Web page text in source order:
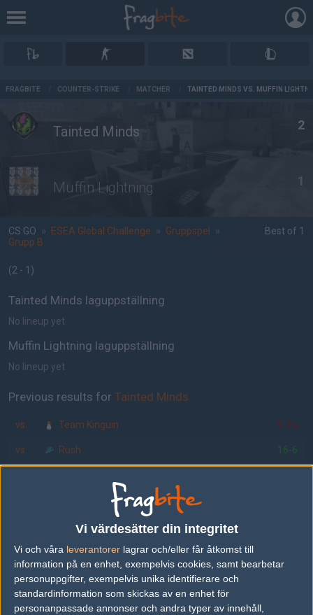
Vi värdesätter din integritet
Vi och våra leverantorer lagrar och/eller får åtkomst till
information på en enhet, exempelvis cookies, samt bearbetar
personuppgifter, exempelvis unika identifierare och
standardinformation som skickas av en enhet för
personanpassade annonser och andra typer av innehåll,
FRAGBITE COUNTER-STRIKE MATCHER TAINTED MINDS VS. MUFFIN
Tainted Minds 2
Muffin Lightning 1
CS:GO » ESEA Global Challenge » Gruppspel
»
Grupp B
Best of 1
(2 - 1 )
Tainted Minds laguppställning
No lineup yet
Muffin Lightning laguppställning
No lineup yet
Previous results for Tainted Minds
vs. Team Kinguin 9-16
vs. Rush 16-6
Previous results forMuffin Lightning
Team Kinguin
Tipset
Du måste vara inloggad för att kunna satsa våra vackra bites på en
match. Har du inget konto?
Registrera dig nu, snabbt och smärtfritt!